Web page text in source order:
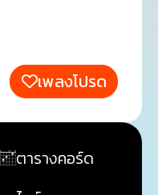
เพลงโปรด
ตารางคอร์ด